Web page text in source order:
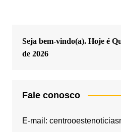
Seja bem-vindo(a). Hoje é
de 2026
Fale conosco
E-mail: